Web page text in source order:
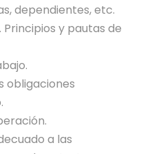
dependientes, etc.
y pautas de
obligaciones
a las